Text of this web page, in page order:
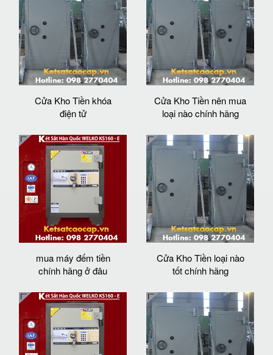
Cửa Kho Tiền khóa
điện tử
Cửa Kho Tiền nên mua
loại nào chính hãng
mua máy đếm tiền
chính hãng ở đâu
Cửa Kho Tiền loại nào
tốt chính hãng